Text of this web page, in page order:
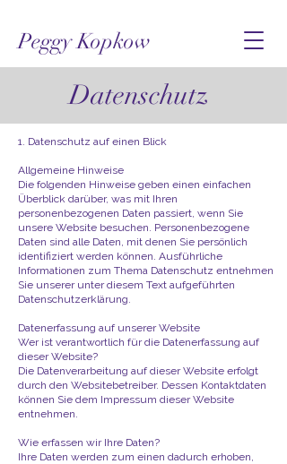
Peggy Kopkow
Datenschutz
1. Datenschutz auf einen Blick​
Allgemeine Hinweise
Die folgenden Hinweise geben einen einfachen
Überblick darüber, was mit Ihren
personenbezogenen Daten passiert, wenn Sie
unsere Website besuchen. Personenbezogene
Daten sind alle Daten, mit denen Sie persönlich
identifiziert werden können. Ausführliche
Informationen zum Thema Datenschutz entnehmen
Sie unserer unter diesem Text aufgeführten
Datenschutzerklärung.
Datenerfassung auf unserer Website​
Wer ist verantwortlich für die Datenerfassung auf
dieser Website?
Die Datenverarbeitung auf dieser Website erfolgt
durch den Websitebetreiber. Dessen Kontaktdaten
können Sie dem Impressum dieser Website
entnehmen.​
Wie erfassen wir Ihre Daten?​
Ihre Daten werden zum einen dadurch erhoben,